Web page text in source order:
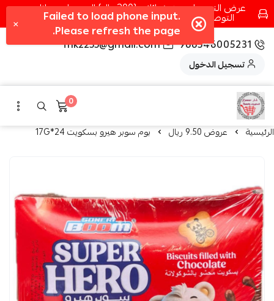
عرض التوصيل عند شرائك بـ{200ريال} التوصيل مجانا
التوصيل في مكه فقط كل اسبوع اصناف جديدة
966546005231
fhk2255@gmail.com
تسجيل الدخول
0
الرئيسية عروض 9.50 ريال بوم سوبر هيرو بسكويت 24*17G